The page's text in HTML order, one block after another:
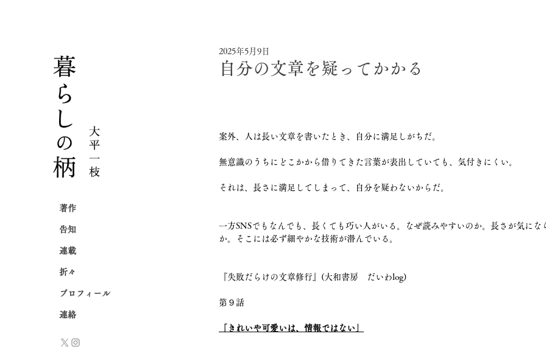
自分の文章を疑ってかかる
2025年5月9日
案外、人は長い文章を書いたとき、自分に満足しがちだ。
無意識のうちにどこかから借りてきた言葉が表出していても、気付きにくい。
それは、長さに満足してしまって、自分を疑わないからだ。
一方SNSでもなんでも、長くても巧い人がいる。なぜ読みやすいのか。長さが気にな
か。そこには必ず細やかな技術が潜んでいる。
『失敗だらけの文章修行』(大和書房　だいわlog)
第９話
「きれいや可愛いは、情報ではない」
著作
告知
連載
折々
プロフィール
連絡